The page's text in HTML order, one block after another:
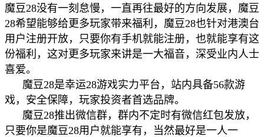
魔豆28没有一刻怠慢，一直再往最好的方向发展，魔豆
28希望能够给更多玩家带来福利，魔豆28也针对港澳台
用户注册开放，只要你有手机就能注册，也就能享有这
份福利，这对更多玩家来讲是一大福音，深受业内人士
喜爱。
魔豆28是幸运28游戏实力平台，站内具备56款游
戏，安全保障，玩家投资者首选品牌。
魔豆28推出微信群，群内不定时有微信红包发放，
只要你是魔豆28用户就能享有，当然最好是一人一